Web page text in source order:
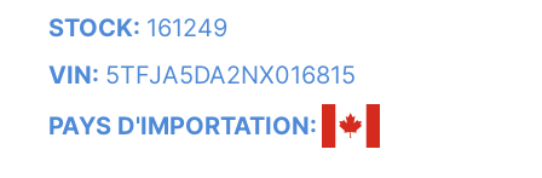
STOCK: 161249
VIN: 5TFJA5DA2NX016815
PAYS D'IMPORTATION: